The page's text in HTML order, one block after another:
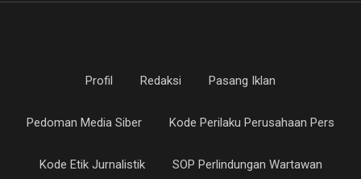
Profil Redaksi Pasang Iklan
Pedoman Media Siber Kode Perilaku Perusahaan Pers
Kode Etik Jurnalistik SOP Perlindungan Wartawan